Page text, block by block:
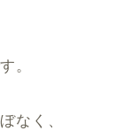
。
なく、